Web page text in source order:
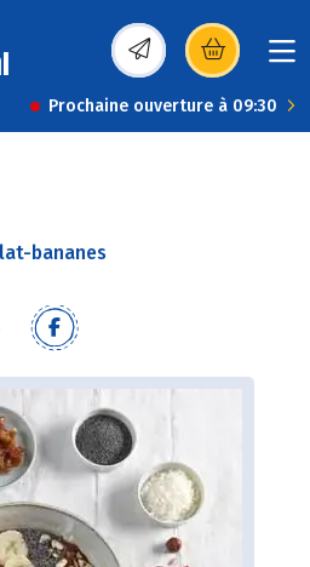
(s’ouvre dans une
Prochaine ouverture à 09:30
bananes